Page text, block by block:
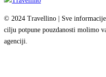
© 2024 Travellino | Sve
cilju potpune pouzdanosti molimo
agenciji.